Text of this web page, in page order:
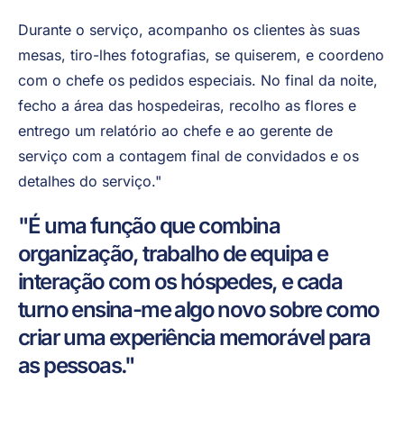
Durante o serviço, acompanho os clientes às suas
mesas, tiro-lhes fotografias, se quiserem, e coordeno
com o chefe os pedidos especiais. No final da noite,
fecho a área das hospedeiras, recolho as flores e
entrego um relatório ao chefe e ao gerente de
serviço com a contagem final de convidados e os
detalhes do serviço."
"É uma função que combina
organização, trabalho de equipa e
interação com os hóspedes, e cada
turno ensina-me algo novo sobre como
criar uma experiência memorável para
as pessoas."